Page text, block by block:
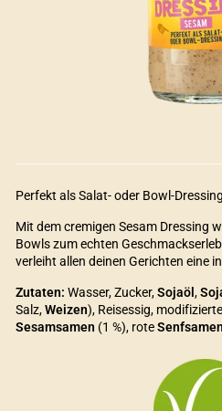
Perfekt als Salat- oder Bowl-
Mit dem cremigen Sesam Dressing
Bowls zum echten
verleiht allen deinen Gerichten eine
Zutaten: Wasser, Zucker,Sojaöl ,
Salz,Weizen), Reisessig,
Sesamsamen (1 %), roteSenfsamen